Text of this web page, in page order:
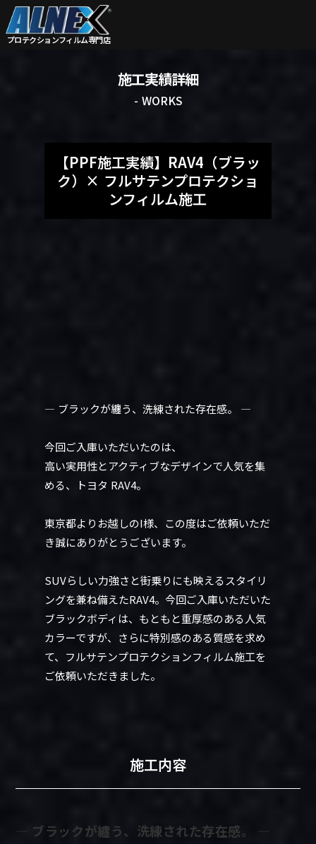
プロテクションフィルム専門店
施工実績詳細
- WORKS
【PPF施工実績】RAV4（ブラッ
ク）× フルサテンプロテクショ
ンフィルム施工
― ブラックが纏う、洗練された存在感。 ―
今回ご入庫いただいたのは、
高い実用性とアクティブなデザインで人気を集
める、トヨタ RAV4。
東京都よりお越しのI様、この度はご依頼いただ
き誠にありがとうございます。
SUVらしい力強さと街乗りにも映えるスタイリ
ングを兼ね備えたRAV4。今回ご入庫いただいた
ブラックボディは、もともと重厚感のある人気
カラーですが、さらに特別感のある質感を求め
て、フルサテンプロテクションフィルム施工を
ご依頼いただきました。
施工内容
― ブラックが纏う、洗練された存在感。 ―